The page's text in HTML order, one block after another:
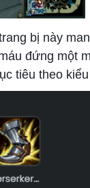
bị này
đứng một
tiêu theo